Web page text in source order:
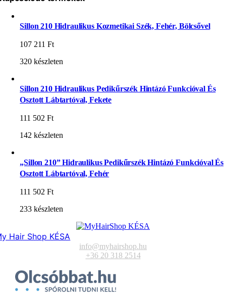
Sillon 210 Hidraulikus Kozmetikai Szék, Fehér, Bölcsővel
107 211Ft
320 készleten
Sillon 210 Hidraulikus Pedikűrszék Hintázó Funkcióval És
Osztott Lábtartóval, Fekete
111 502Ft
142 készleten
„Sillon 210” Hidraulikus Pedikűrszék Hintázó Funkcióval És
Osztott Lábtartóval, Fehér
111 502Ft
233 készleten
Hair Shop KÉSA
info@myhairshop.hu
+36 20 318 2514